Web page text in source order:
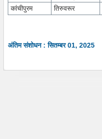
कांचीपुरम
तिरुवरूर
अंतिम संशोधन : सितम्बर 01, 2025